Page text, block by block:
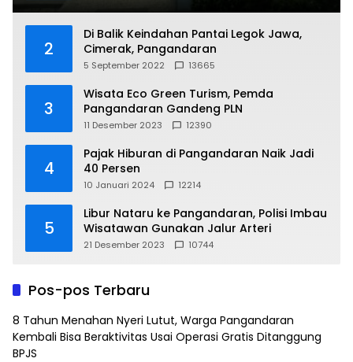
2
Di Balik Keindahan Pantai Legok Jawa,
Cimerak, Pangandaran
5 September 2022 13665
3
Wisata Eco Green Turism, Pemda
Pangandaran Gandeng PLN
11 Desember 2023 12390
4
Pajak Hiburan di Pangandaran Naik Jadi
40 Persen
10 Januari 2024 12214
5
Libur Nataru ke Pangandaran, Polisi Imbau
Wisatawan Gunakan Jalur Arteri
21 Desember 2023 10744
Pos-pos Terbaru
8 Tahun Menahan Nyeri Lutut, Warga Pangandaran
Kembali Bisa Beraktivitas Usai Operasi Gratis Ditanggung
BPJS